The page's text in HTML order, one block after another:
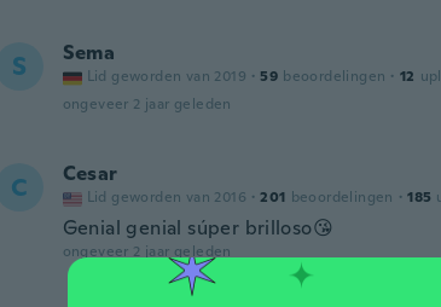
S Sema
Lid geworden van 2019 · 59 beoordelingen · 12
ongeveer 2 jaar geleden
C Cesar
Lid geworden van 2016 · 201 beoordelingen · 185
Genial genial súper brilloso😘
ongeveer 2 jaar geleden